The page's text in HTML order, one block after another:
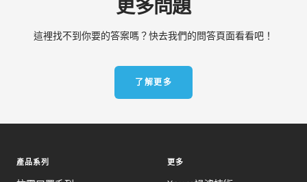
更多問題
這裡找不到你要的答案嗎？快去我們的問答頁面看看吧！
了解更多
產品系列 更多